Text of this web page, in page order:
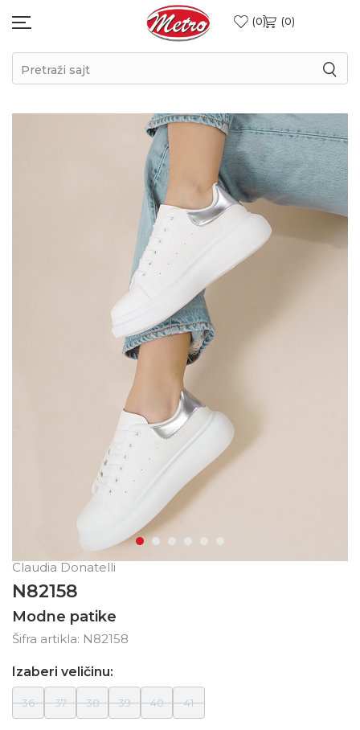
0 0
Pretraži sajt
Claudia Donatelli
N82158
Modne patike
Šifra artikla: N82158
Izaberi veličinu:
36 37 38 39 40 41